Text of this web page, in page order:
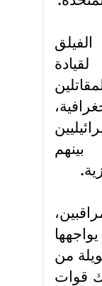
بينهم
.
من
قوات